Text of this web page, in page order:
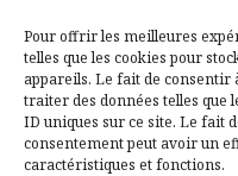
Pour offrir les meilleures
telles que les cookies pour
appareils. Le fait de consentir
traiter des données telles que
ID uniques sur ce site. Le fait
consentement peut avoir un
caractéristiques et fonctions.
Mentions légales
Politique de